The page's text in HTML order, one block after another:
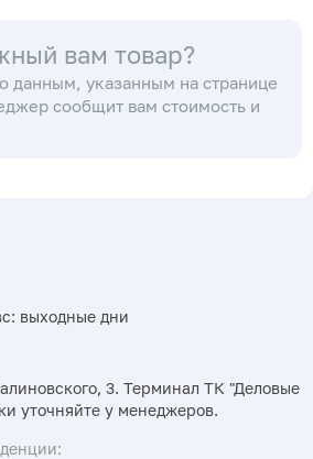
вам товар?
данным, указанным на странице
сообщит вам стоимость и
выходные дни
3. Терминал ТК "Деловые
уточняйте у менеджеров.